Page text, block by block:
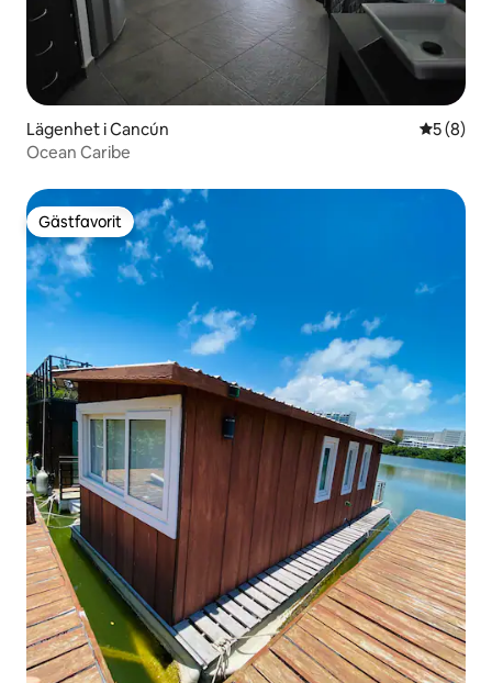
Lägenhet i Cancún 5 av 5 i
5 (8)
Ocean Caribe
Gästfavorit
Gästfavorit